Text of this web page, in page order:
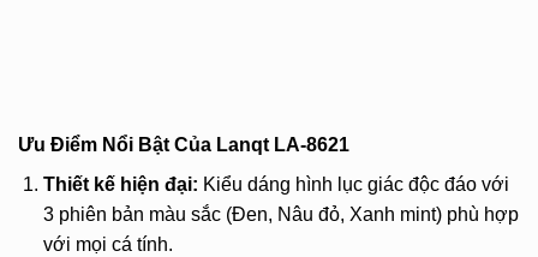
Ưu Điểm Nổi Bật Của Lanqt LA-8621
Thiết kế hiện đại: Kiểu dáng hình lục giác độc đáo với
3 phiên bản màu sắc (Đen, Nâu đỏ, Xanh mint) phù hợp
với mọi cá tính.